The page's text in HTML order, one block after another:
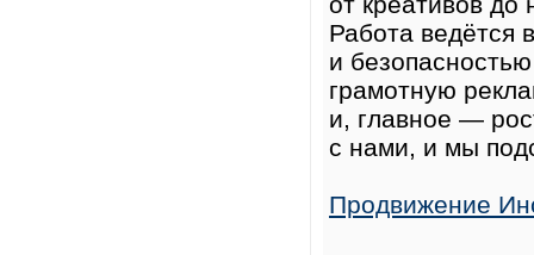
Работа ведётся
и
грамотную
и, главное —
с нами, и мы
Продвижение